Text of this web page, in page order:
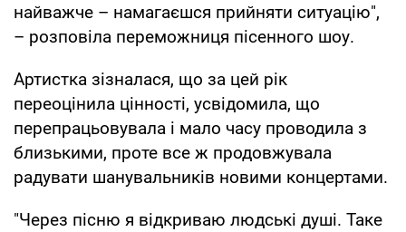
найважче – намагаєшся прийняти ситуацію",
– розповіла переможниця пісенного шоу.
Артистка зізналася, що за цей рік
переоцінила цінності, усвідомила, що
перепрацьовувала і мало часу проводила з
близькими, проте все ж продовжувала
радувати шанувальників новими концертами.
"Через пісню я відкриваю людські душі. Таке